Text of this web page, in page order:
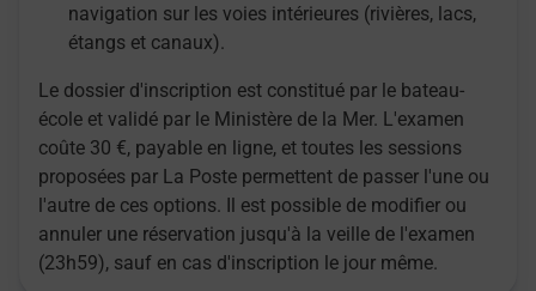
navigation sur les voies intérieures (rivières, lacs,
étangs et canaux).
Le dossier d'inscription est constitué par le bateau-
école et validé par le Ministère de la Mer. L'examen
coûte 30 €, payable en ligne, et toutes les sessions
proposées par La Poste permettent de passer l'une ou
l'autre de ces options. Il est possible de modifier ou
annuler une réservation jusqu'à la veille de l'examen
(23h59), sauf en cas d'inscription le jour même.